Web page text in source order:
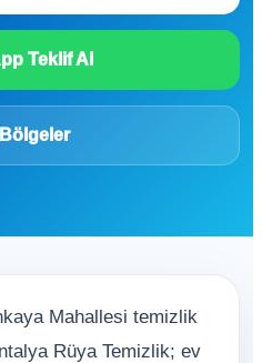
Teklif Al
Mahallesi temizlik
Rüya Temizlik; ev